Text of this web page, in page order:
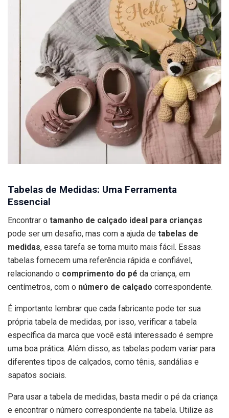
Tabelas de Medidas: Uma Ferramenta
Essencial
Encontrar o tamanho de calçado ideal para crianças
pode ser um desafio, mas com a ajuda de tabelas de
medidas, essa tarefa se torna muito mais fácil. Essas
tabelas fornecem uma referência rápida e confiável,
relacionando o comprimento do pé da criança, em
centímetros, com o número de calçado correspondente.
É importante lembrar que cada fabricante pode ter sua
própria tabela de medidas, por isso, verificar a tabela
específica da marca que você está interessado é sempre
uma boa prática. Além disso, as tabelas podem variar para
diferentes tipos de calçados, como tênis, sandálias e
sapatos sociais.
Para usar a tabela de medidas, basta medir o pé da criança
e encontrar o número correspondente na tabela. Utilize as